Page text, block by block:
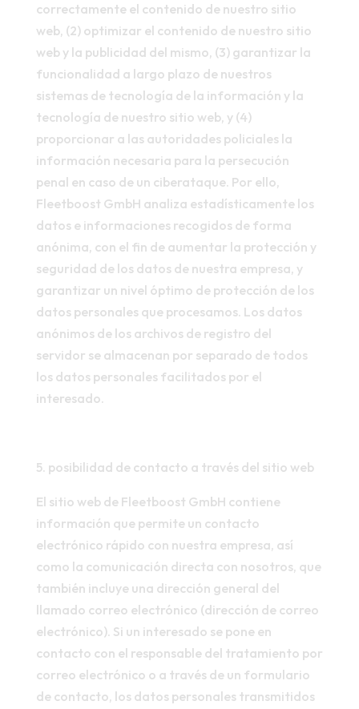
correctamente el contenido de nuestro sitio
web, (2) optimizar el contenido de nuestro sitio
web y la publicidad del mismo, (3) garantizar la
funcionalidad a largo plazo de nuestros
sistemas de tecnología de la información y la
tecnología de nuestro sitio web, y (4)
proporcionar a las autoridades policiales la
información necesaria para la persecución
penal en caso de un ciberataque. Por ello,
Fleetboost GmbH analiza estadísticamente los
datos e informaciones recogidos de forma
anónima, con el fin de aumentar la protección y
seguridad de los datos de nuestra empresa, y
garantizar un nivel óptimo de protección de los
datos personales que procesamos. Los datos
anónimos de los archivos de registro del
servidor se almacenan por separado de todos
los datos personales facilitados por el
interesado.
5. posibilidad de contacto a través del sitio web
El sitio web de Fleetboost GmbH contiene
información que permite un contacto
electrónico rápido con nuestra empresa, así
como la comunicación directa con nosotros, que
también incluye una dirección general del
llamado correo electrónico (dirección de correo
electrónico). Si un interesado se pone en
contacto con el responsable del tratamiento por
correo electrónico o a través de un formulario
de contacto, los datos personales transmitidos